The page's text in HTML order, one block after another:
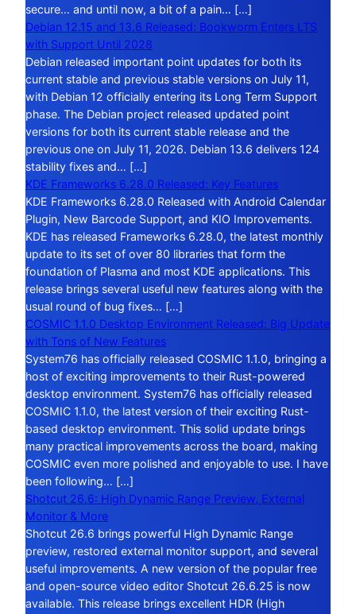
secure… and until now, a bit of a pain… […]
Debian 12.15 and 13.6 Released: Bookworm Enters LTS
with Support Until 2028
Debian released important point updates for both its
current stable and previous stable versions on July 11,
with Debian 12 officially entering its Long Term Support
phase. The Debian project released updated point
versions for both its current stable release and the
previous one on July 11, 2026. Debian 13.6 delivers 124
stability fixes and… […]
KDE Frameworks 6.28.0 Released: Key Features
KDE Frameworks 6.28.0 Released with Android Calendar
Plugin, New Barcode Support, and KIO Improvements.
KDE has released Frameworks 6.28.0, the latest monthly
update to its set of over 80 libraries that form the
foundation of Plasma and most KDE applications. This
release brings several useful new features along with the
usual round of bug fixes… […]
COSMIC 1.1.0 Desktop Environment Released: Big Update
with Tons of New Features
System76 has officially released COSMIC 1.1.0, bringing a
host of exciting improvements to their Rust-powered
desktop environment. System76 has officially released
COSMIC 1.1.0, the latest version of their exciting Rust-
based desktop environment. This solid update brings
many practical improvements across the board, making
COSMIC even more polished and enjoyable to use. I have
been following… […]
Shotcut 26.6: High Dynamic Range Preview, External
Monitor & More
Shotcut 26.6 brings powerful High Dynamic Range
preview, restored external monitor support, and several
useful improvements. A new version of the popular free
and open-source video editor Shotcut 26.6.25 is now
available. This release brings excellent HDR (High